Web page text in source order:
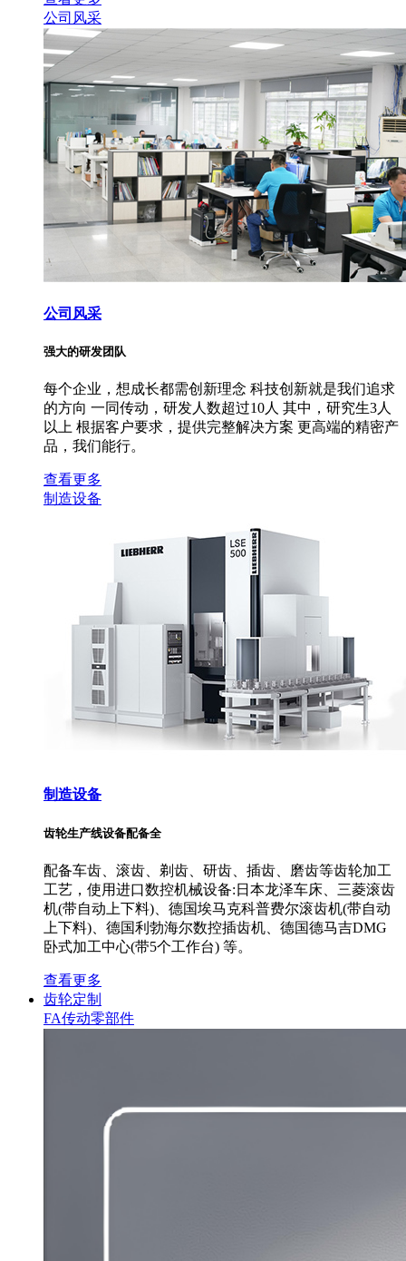
公司风采
公司风采
强大的研发团队
每个企业，想成长都需创新理念 科技创新就是我们追求
的方向 一同传动，研发人数超过10人 其中，研究生3人
以上 根据客户要求，提供完整解决方案 更高端的精密产
品，我们能行。
查看更多
制造设备
制造设备
齿轮生产线设备配备全
配备车齿、滚齿、剃齿、研齿、插齿、磨齿等齿轮加工
工艺，使用进口数控机械设备:日本龙泽车床、三菱滚齿
机(带自动上下料)、德国埃马克科普费尔滚齿机(带自动
上下料)、德国利勃海尔数控插齿机、德国德马吉DMG
卧式加工中心(带5个工作台) 等。
查看更多
齿轮定制
FA传动零部件